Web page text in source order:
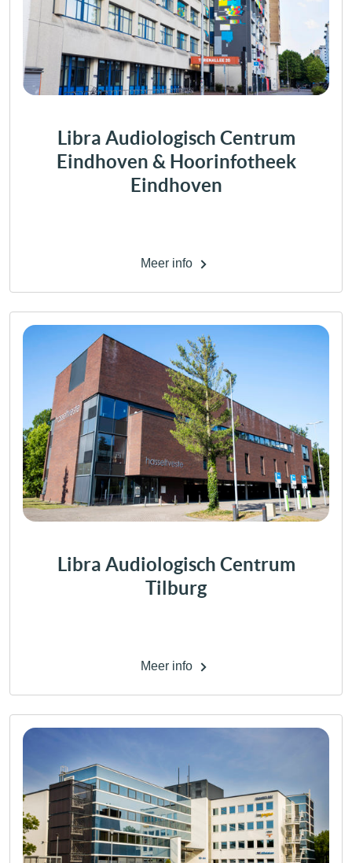
Libra Audiologisch Centrum
Eindhoven & Hoorinfotheek
Eindhoven
Meer info
Libra Audiologisch Centrum
Tilburg
Meer info